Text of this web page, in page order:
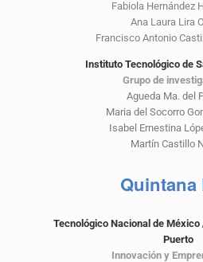
Fabiola Hernández
Ana Laura Lira
Francisco Antonio
Instituto Tecnológico de
Grupo de
Agueda Ma. del
Maria del Socorro
Isabel Ernestina
Martín Castillo
Quintana
Tecnológico Nacional de
Puerto
Innovación y